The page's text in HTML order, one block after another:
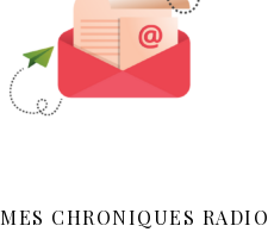
MES CHRONIQUES RADIO